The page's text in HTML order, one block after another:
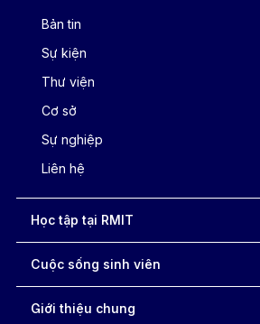
Bản tin
Sự kiện
Thư viện
Cơ sở
Sự nghiệp
Liên hệ
Học tập tại RMIT
Cuộc sống sinh viên
Giới thiệu chung